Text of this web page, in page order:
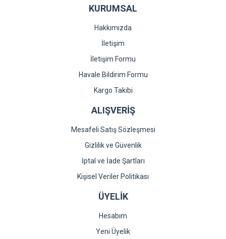
KURUMSAL
Hakkımızda
İletişim
İletişim Formu
Havale Bildirim Formu
Kargo Takibi
ALIŞVERİŞ
Mesafeli Satış Sözleşmesi
Gizlilik ve Güvenlik
İptal ve İade Şartları
Kişisel Veriler Politikası
ÜYELİK
Hesabım
Yeni Üyelik